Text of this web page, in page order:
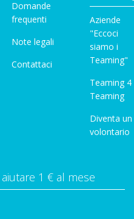
Domande
frequenti
Note legali
Contattaci
Aziende
"Eccoci
siamo i
Teaming"
Teaming 4
Teaming
Diventa un
volontario
1 € al mese